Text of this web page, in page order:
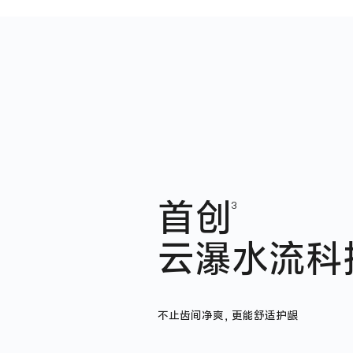
首创 3
云瀑水流科
不止齿间净爽，更能舒适护龈